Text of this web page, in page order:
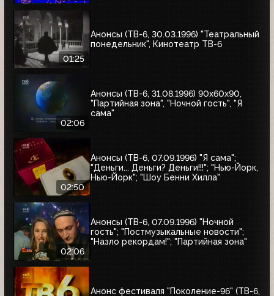
01:25
Анонсы (ТВ-6, 30.03.1996) "Театральный
понедельник", Кинотеатр ТВ-6
02:06
Анонсы (ТВ-6, 31.08.1996) 90x60x90,
"Партийная зона", "Ночной гость", "Я
сама"
02:50
Анонсы (ТВ-6, 07.09.1996) "Я сама";
"Деньги... Деньги? Деньги!!!"; "Нью-Йорк,
Нью-Йорк"; "Шоу Бенни Хилла"
02:06
Анонсы (ТВ-6, 07.09.1996) "Ночной
гость"; "Постмузыкальные новости";
"Назло рекордам!"; "Партийная зона"
Анонс фестиваля "Поколение-96" (ТВ-6,